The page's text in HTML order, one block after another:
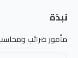
نبذة
مأمور ضرائب